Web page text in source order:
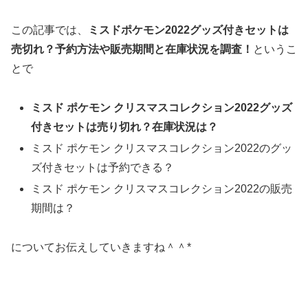
この記事では、
ミスドポケモン2022グッズ付きセットは
売切れ？予約方法や販売期間と在庫状況を調査！ というこ
とで
ミスド ポケモン クリスマスコレクション2022グッズ
付きセットは売り切れ？在庫状況は？
ミスド ポケモン クリスマスコレクション2022のグッ
ズ付きセットは予約できる？
ミスド ポケモン クリスマスコレクション2022の販売
期間は？
についてお伝えしていきますね＾＾*